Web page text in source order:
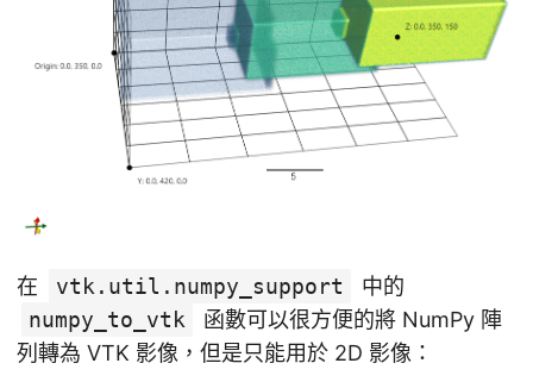
在 vtk.util.numpy_support
中的
numpy_to_vtk
函數可以很方便的將 NumPy 陣
列轉為 VTK 影像，但是只能用於 2D 影像：